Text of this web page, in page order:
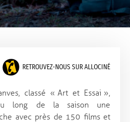
RETROUVEZ-NOUS SUR ALLOCINÉ
classé « Art et Essai »,
long de la saison une
avec près de 150 films et